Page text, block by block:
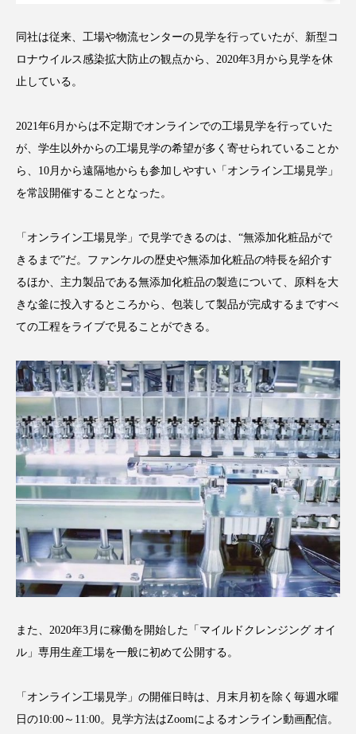
インタビュー インナービューティー 冷え
ウェアラブルデバイス ウェルネス
ウェルビーイング エイジングケア
カウンセラー カウンセリング
クルエルティフリー クレンジング
クローズアップ ケーススタディ
コグニティブヘルス コスト削減
コネクテッド・ビューティ コミュニケーション
コルチゾール サステナビリティ
サプライチェーン
サプリ サロンクレンジング サロン戦略
サロン経営 サロン連略 シャネル
スカルプ クレンジング 頻度 スカルプケア
スキンケアルーティン ストレス スパ
同社は従来、工場や物流センターの見学を行っていたが、新型コ
ロナウイルス感染拡大防止の観点から、2020年3月から見学を休
止している。
2021年6月からは不定期でオンラインでの工場見学を行っていた
が、学生以外からの工場見学の希望が多く寄せられていることか
ら、10月から遠隔地からも参加しやすい「オンライン工場見学」
を常設開催することとなった。
「オンライン工場見学」で見学できるのは、“無添加化粧品がで
きるまで”だ。ファンケルの歴史や無添加化粧品の特長を紹介す
るほか、主力製品である無添加化粧品の製造について、原料を大
きな釜に投入するところから、包装して製品が完成するまですべ
ての工程をライブで見ることができる。
また、2020年3月に稼働を開始した「マイルドクレンジング オイ
ル」専用生産工場を一般に初めて公開する。
「オンライン工場見学」の開催日時は、月末月初を除く毎週水曜
日の10:00～11:00。見学方法はZoomによるオンライン動画配信。